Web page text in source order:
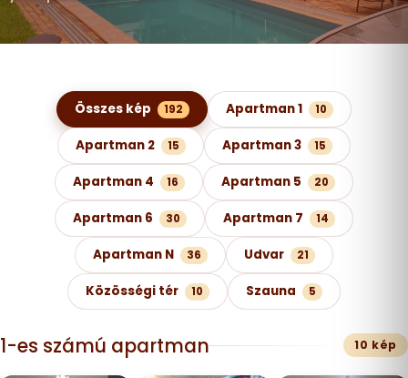
Képgaléria kategóriák szerint
Összes kép 192 Apartman 1 10
Apartman 2 15 Apartman 3 15
Apartman 4 16 Apartman 5 20
Apartman 6 30 Apartman 7 14
Apartman N 36 Udvar 21
Közösségi tér 10 Szauna 5
1-es számú apartman 10 kép